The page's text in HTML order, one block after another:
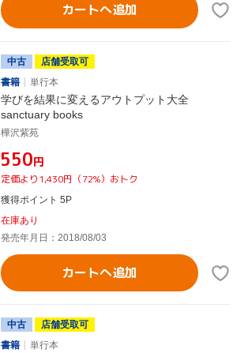
カートへ追加
中古
店舗受取可
書籍
単行本
学びを結果に変えるアウトプット大全
sanctuary books
樺沢紫苑
¥550円
定価より1,430円（72%）おトク
獲得ポイント 5P
在庫あり
発売年月日：2018/08/03
カートへ追加
中古
店舗受取可
書籍
単行本